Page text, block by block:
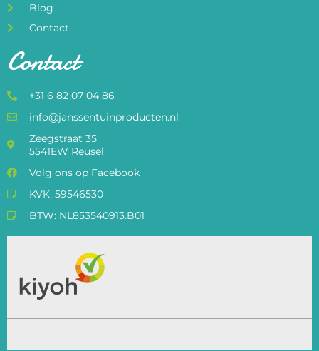
Blog
Contact
Contact
+31 6 82 07 04 86
info@janssentuinproducten.nl
Zeegstraat 35
5541EW Reusel
Volg ons op Facebook
KVK: 59546530
BTW: NL853540913.B01